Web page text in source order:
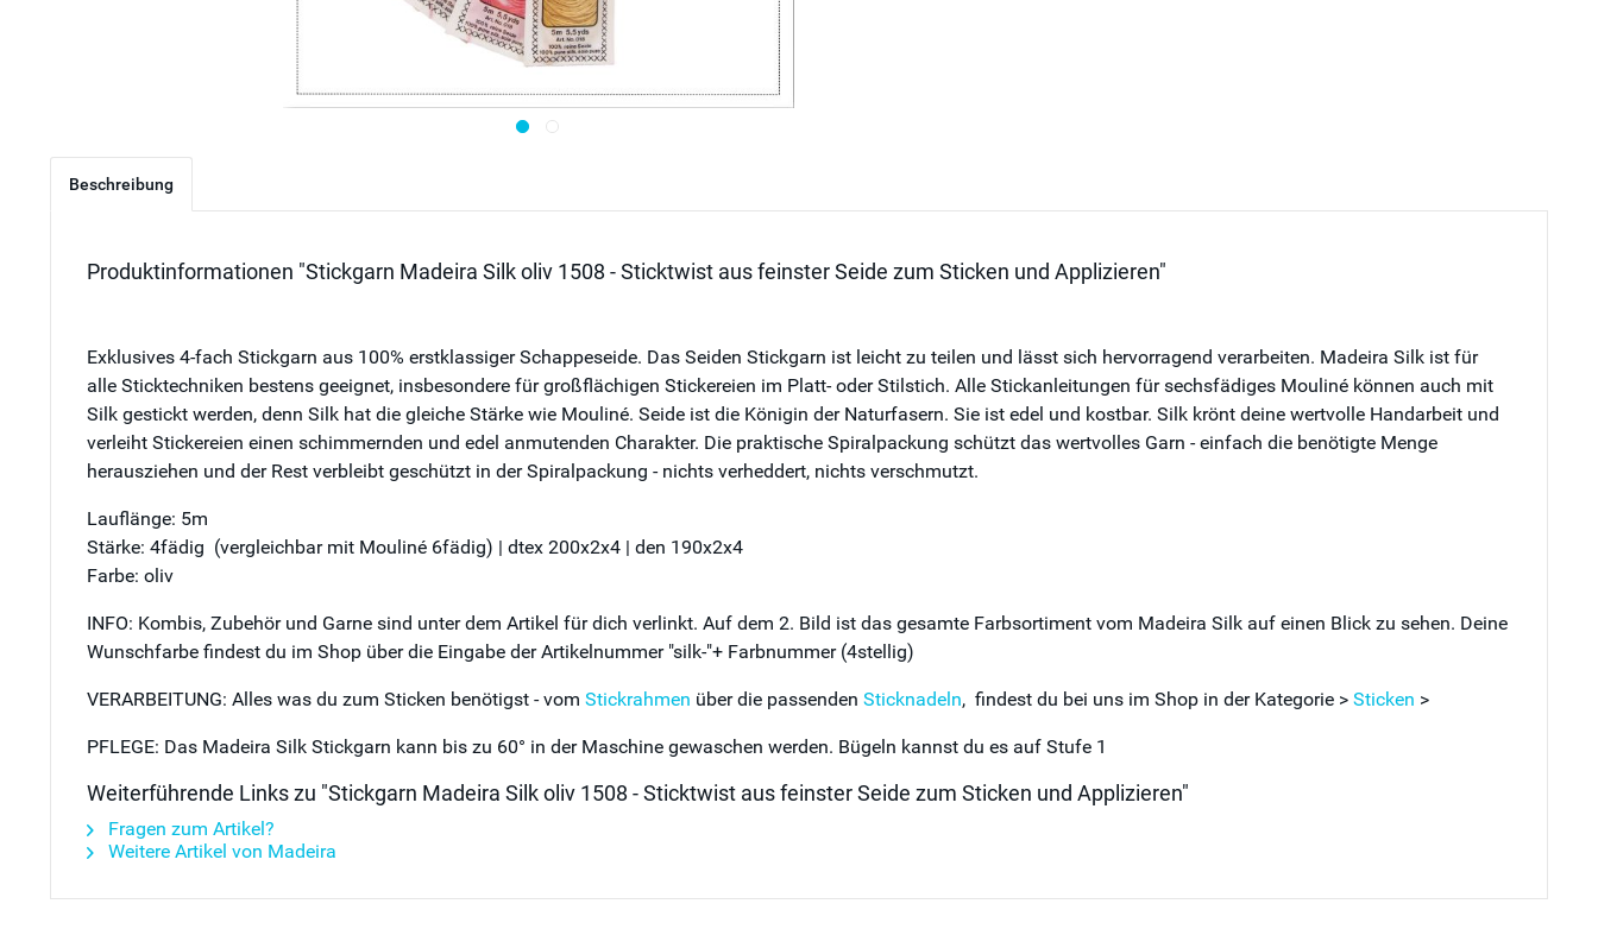
Beschreibung
Produktinformationen "Stickgarn Madeira Silk oliv 1508 - Sticktwist aus feinster Seide zum Sticken und Applizieren"
Exklusives 4-fach Stickgarn aus 100% erstklassiger Schappeseide. Das Seiden Stickgarn ist leicht zu teilen und lässt sich hervorragend verarbeiten. Madeira Silk ist für
alle Sticktechniken bestens geeignet, insbesondere für großflächigen Stickereien im Platt- oder Stilstich. Alle Stickanleitungen für sechsfädiges Mouliné können auch mit
Silk gestickt werden, denn Silk hat die gleiche Stärke wie Mouliné. Seide ist die Königin der Naturfasern. Sie ist edel und kostbar. Silk krönt deine wertvolle Handarbeit und
verleiht Stickereien einen schimmernden und edel anmutenden Charakter. Die praktische Spiralpackung schützt das wertvolles Garn - einfach die benötigte Menge
herausziehen und der Rest verbleibt geschützt in der Spiralpackung - nichts verheddert, nichts verschmutzt.
Lauflänge: 5m
Stärke: 4fädig (vergleichbar mit Mouliné 6fädig) | dtex 200x2x4 | den 190x2x4
Farbe: oliv
INFO: Kombis, Zubehör und Garne sind unter dem Artikel für dich verlinkt. Auf dem 2. Bild ist das gesamte Farbsortiment vom Madeira Silk auf einen Blick zu sehen. Deine
Wunschfarbe findest du im Shop über die Eingabe der Artikelnummer "silk-"+ Farbnummer (4stellig)
VERARBEITUNG: Alles was du zum Sticken benötigst - vom Stickrahmen über die passenden Sticknadeln, findest du bei uns im Shop in der Kategorie > Sticken >
PFLEGE: Das Madeira Silk Stickgarn kann bis zu 60° in der Maschine gewaschen werden. Bügeln kannst du es auf Stufe 1
Weiterführende Links zu "Stickgarn Madeira Silk oliv 1508 - Sticktwist aus feinster Seide zum Sticken und Applizieren"
Fragen zum Artikel?
Weitere Artikel von Madeira